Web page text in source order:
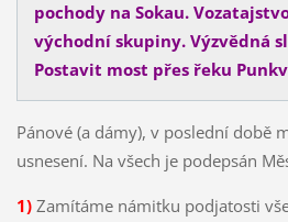
pochody na Sokau.
východní skupiny. Výzvědná
Postavit most přes řeku
Pánové (a dámy), v poslední době
usnesení. Na všech je podepsán
1)Zamítáme námitku podjatosti